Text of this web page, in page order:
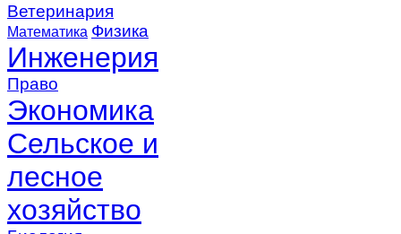
Ветеринария
Математика Физика
Инженерия
Право
Экономика
Сельское и
лесное
хозяйство